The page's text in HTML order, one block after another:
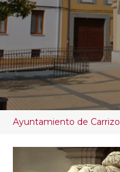
Ayuntamiento de Carrizo